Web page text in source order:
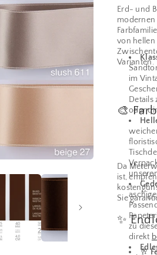
Erd- und
von hellen
Varianten.
im
Details
oder
zu
direkt
🎨
Da
ist,
Sie
✨
🥂